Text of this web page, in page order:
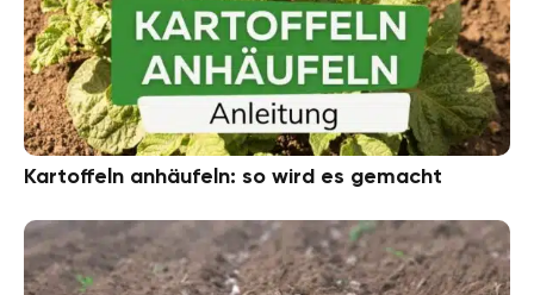
Kartoffeln anhäufeln: so wird es gemacht